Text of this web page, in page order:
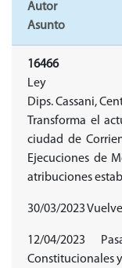
Autor
Asunto
16466
Ley
Dips. Cassani,
Transforma el
ciudad de
Ejecuciones de
atribuciones
30/03/2023
12/04/2023
Constitucionales